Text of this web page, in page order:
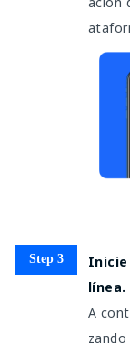
Step 3
Inicie
línea.
A